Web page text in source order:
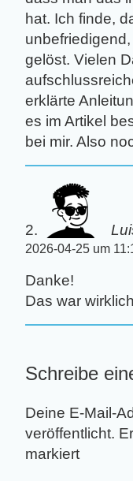
hat. Ich finde,
gelöst. Vielen
erklärte
es im Artikel
bei mir. Also
2026-04-25 um
Danke!
Das war
Schreibe
Deine E-Mail-
veröffentlicht.
markiert